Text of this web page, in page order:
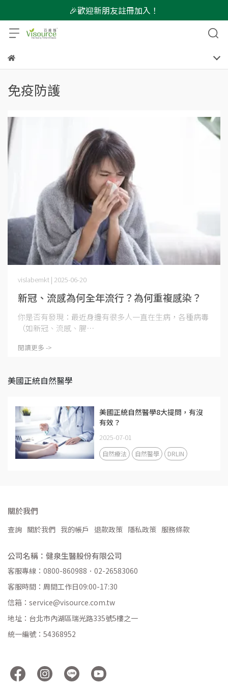
🎉歡迎新朋友註冊加入！
免疫防護
新冠、流感為何全年流行？為何重複感染？
vislabemkt | 2025-06-20
你是否有發現：最近身邊有很多人一直在生病，各種病毒
（如新冠、流感、腸⋯
閱讀更多 ->
美國正統自然醫學
美國正統自然醫學8大提問，有沒
有效？
2025-07-01
自然療法 自然醫學 DRLIN
關於我們
查詢 關於我們 我的帳戶 退款政策 隱私政策 服務條款
公司名稱：健泉生醫股份有限公司
客服專線：0800-860988．02-26583060
客服時間：周間工作日09:00-17:30
信箱：service@visource.com.tw
地址：台北市內湖區瑞光路335號5樓之一
統一編號：54368952